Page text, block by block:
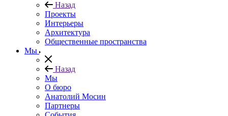
Назад
Проекты
Интерьеры
Архитектура
Общественные пространства
Мы
Назад
Мы
О бюро
Анатолий Мосин
Партнеры